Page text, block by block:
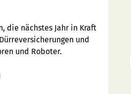
die nächstes Jahr in Kraft
und
und Roboter.